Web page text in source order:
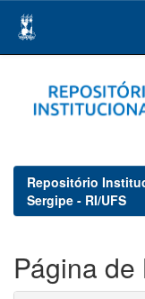
navigation
Repositório
Sergipe - RI/UFS
Página de